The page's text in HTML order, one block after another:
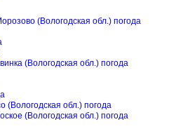
(Вологодская обл.) погода
(Вологодская обл.) погода
(Вологодская обл.) погода
(Вологодская обл.) погода